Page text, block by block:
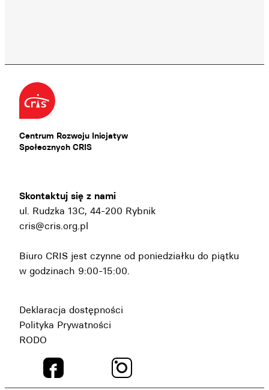
Centrum Rozwoju Inicjatyw
Społecznych CRIS
Skontaktuj się z nami
ul. Rudzka 13C, 44-200 Rybnik
cris@cris.org.pl
Biuro CRIS jest czynne od poniedziałku do piątku
w godzinach 9:00-15:00.
Deklaracja dostępności
Polityka Prywatności
RODO